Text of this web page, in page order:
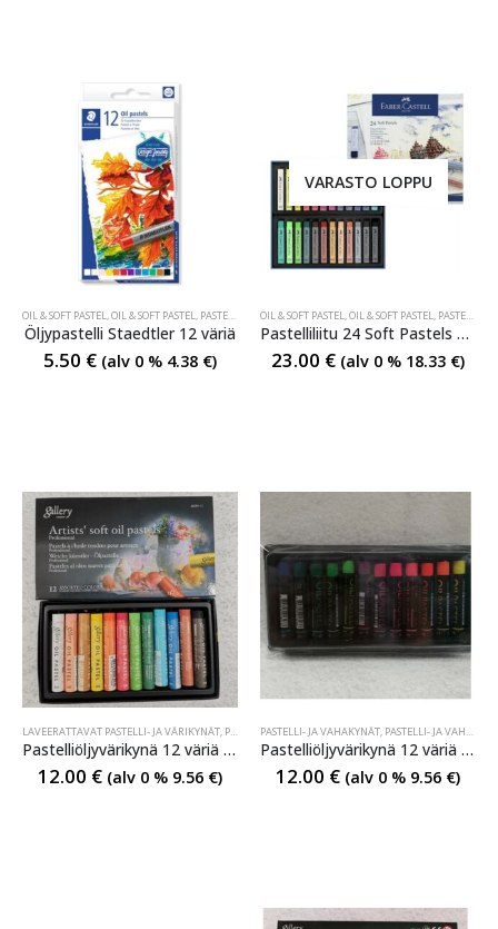
OIL & SOFT PASTEL,OIL & SOFT PASTEL, PASTELLI- JA VAHAKYNÄT ,PASTELLI- JA VAHAKYNÄT
Öljypastelli Staedtler 12 väriä
5.50 € (alv 0 % 4.38 €)
VARASTO LOPPU
OIL & SOFT PASTEL,OIL & SOFT PASTEL, PASTELLI- JA VAHAKYNÄT
Pastelliliitu 24 Soft Pastels väriä Faber-Castell
23.00 € (alv 0 % 18.33 €)
LAVEERATTAVAT PASTELLI- JA VÄRIKYNÄT, PASTELLI- JA VAHAKYNÄT ,PASTELLI- JA VAHAKYNÄT
Pastelliöljyvärikynä 12 väriä Gallery
12.00 € (alv 0 % 9.56 €)
PASTELLI- JA VAHAKYNÄT, PASTELLI- JA VAHAKYNÄT
Pastelliöljyvärikynä 12 väriä Gallery
12.00 € (alv 0 % 9.56 €)